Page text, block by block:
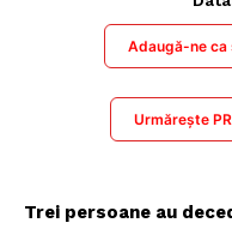
Adaugă-ne ca
Urmărește
Trei persoane au